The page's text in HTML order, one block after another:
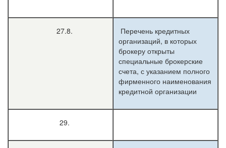
27.8.
Перечень кредитных
организаций, в которых
брокеру открыты
специальные брокерские
счета, с указанием полного
фирменного наименования
кредитной организации
29.